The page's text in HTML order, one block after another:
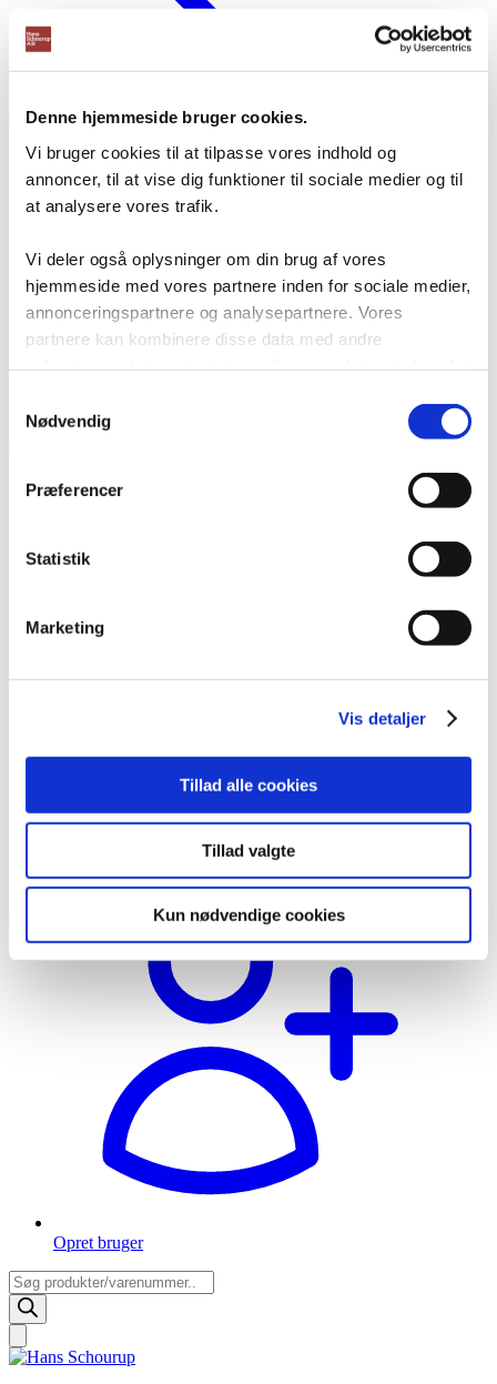
Denne hjemmeside bruger cookies.
Vi bruger cookies til at tilpasse vores indhold og
annoncer, til at vise dig funktioner til sociale medier og til
at analysere vores trafik.
Vi deler også oplysninger om din brug af vores
hjemmeside med vores partnere inden for sociale medier,
annonceringspartnere og analysepartnere. Vores
partnere kan kombinere disse data med andre
Nødvendig
Præferencer
Statistik
Marketing
Vis detaljer
Tillad alle cookies
Tillad valgte
Kun nødvendige cookies
Om os
Kapacitetsanalyse
Professionel montage
RAL farver
lagerløsning
Opret bruger
Products
search